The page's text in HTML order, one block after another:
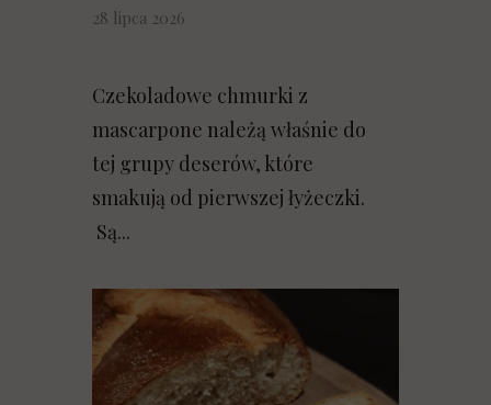
28 lipca 2026
Czekoladowe chmurki z
mascarpone należą właśnie do
tej grupy deserów, które
smakują od pierwszej łyżeczki.
Są...